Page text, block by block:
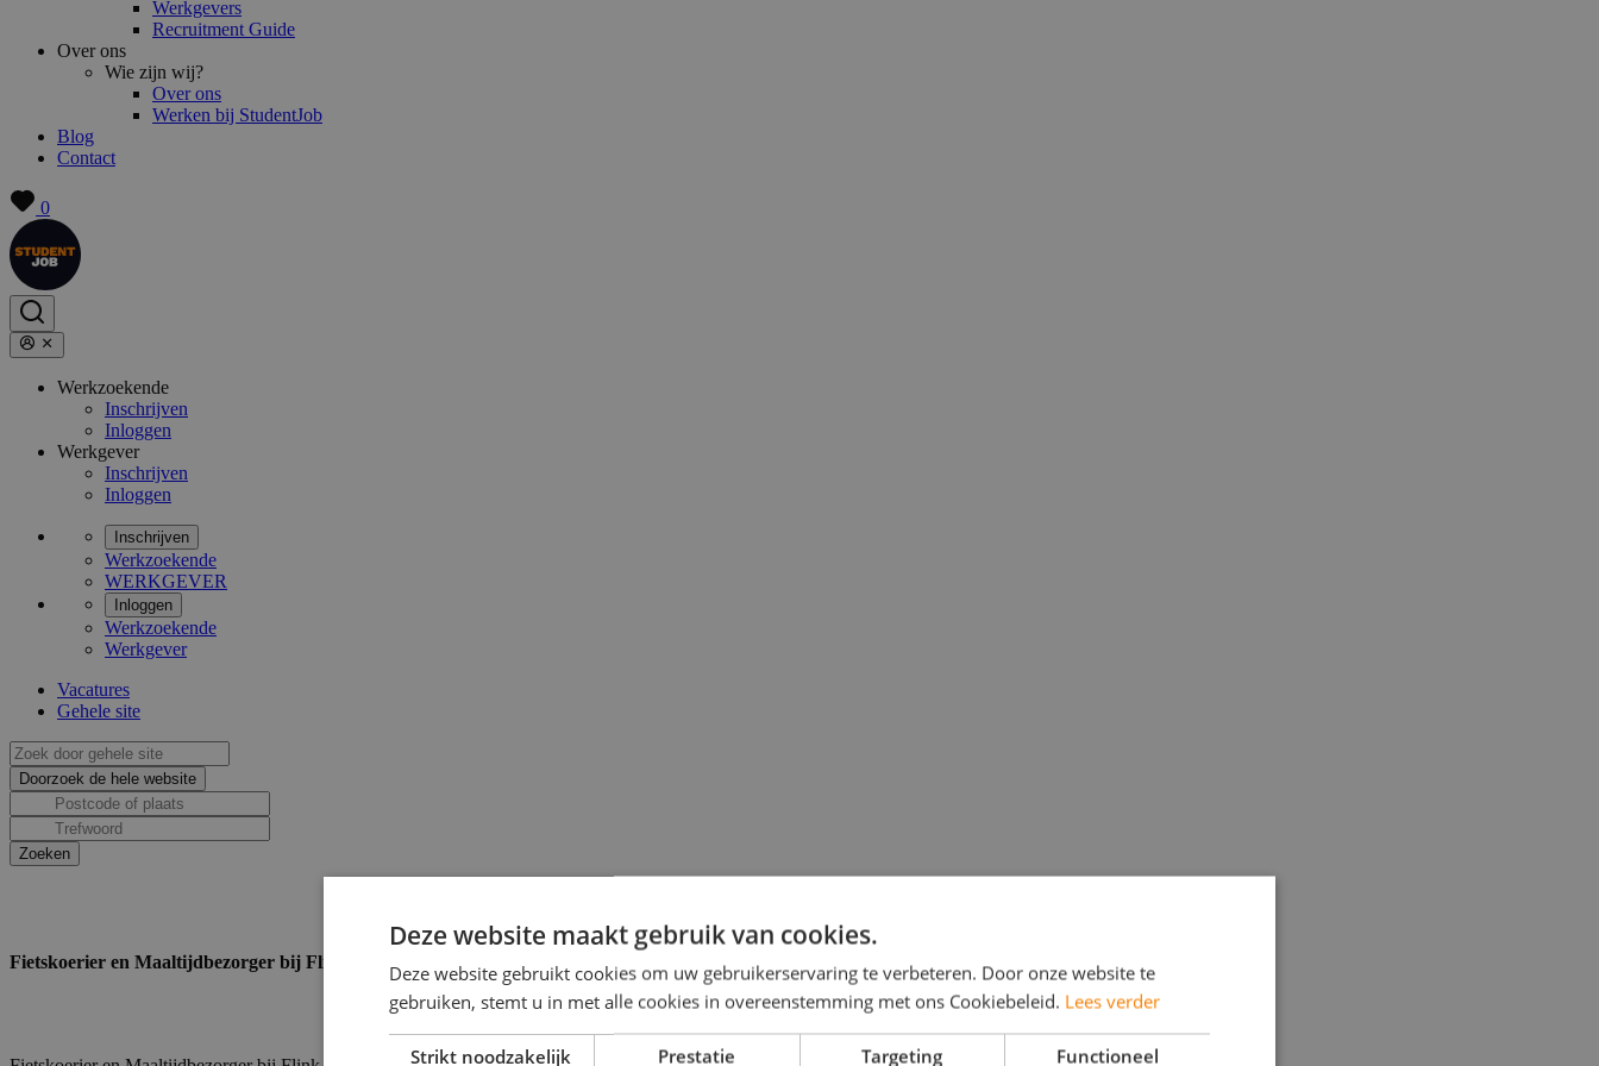
Werkgevers
Recruitment Guide
Over ons
Wie zijn wij?
Over ons
Werken bij StudentJob
Blog
Contact
0
Werkzoekende
Inschrijven
Inloggen
Werkgever
Inschrijven
Inloggen
Inschrijven
Werkzoekende
WERKGEVER
Inloggen
Werkzoekende
Werkgever
Vacatures
Gehele site
Fietskoerier en Maaltijdbezorger bij Flink
Deze website maakt gebruik van cookies.
Deze website gebruikt cookies om uw gebruikerservaring te verbeteren. Door onze website te
gebruiken, stemt u in met alle cookies in overeenstemming met ons Cookiebeleid. Lees verder
Strikt noodzakelijk Prestatie Targeting Functioneel